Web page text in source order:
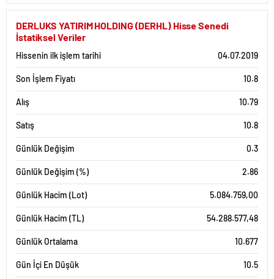
DERLUKS YATIRIM HOLDING (DERHL) Hisse Senedi
İstatiksel Veriler
Hissenin ilk işlem tarihi 04.07.2019
Son İşlem Fiyatı 10.8
Alış 10.79
Satış 10.8
Günlük Değişim 0.3
Günlük Değişim (%) 2.86
Günlük Hacim (Lot) 5.084.759,00
Günlük Hacim (TL) 54.288.577,48
Günlük Ortalama 10.677
Gün İçi En Düşük 10.5